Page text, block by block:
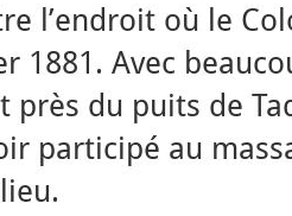
l’endroit où le
1881. Avec
près du puits de
participé au